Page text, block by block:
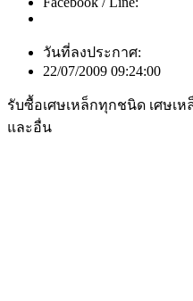
วันที่ลงประกาศ:
22/07/2009 09:24:00
รับซื้อเศษเหล็กทุกชนิด เศษเ
และอื่น